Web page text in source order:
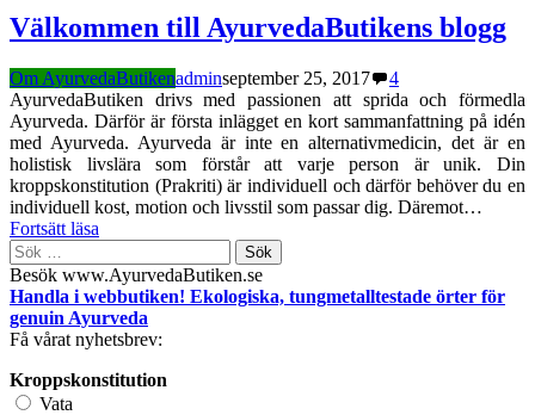
Välkommen till AyurvedaButikens blogg
Om AyurvedaButikenadminseptember 25, 2017
4
AyurvedaButiken drivs med passionen att sprida och förmedla
Ayurveda. Därför är första inlägget en kort sammanfattning på idén
med Ayurveda. Ayurveda är inte en alternativmedicin, det är en
holistisk livslära som förstår att varje person är unik. Din
kroppskonstitution (Prakriti) är individuell och därför behöver du en
individuell kost, motion och livsstil som passar dig. Däremot…
Fortsätt läsa
Sök
efter:
Besök www.AyurvedaButiken.se
Handla i webbutiken! Ekologiska, tungmetalltestade örter för
genuin Ayurveda
Få vårat nyhetsbrev:
Kroppskonstitution
Vata